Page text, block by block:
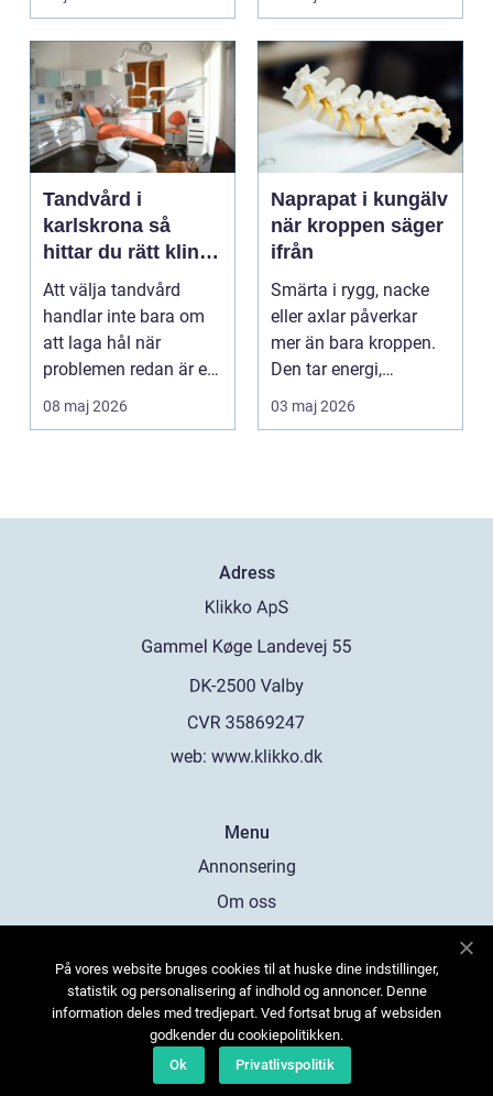
golv, ...
Tandvård i
karlskrona så
hittar du rätt klinik
för långsiktig
munhälsa
Att välja tandvård
handlar inte bara om
att laga hål när
problemen redan är ett
faktum. Det handlar ...
08 maj 2026
Naprapat i kungälv
när kroppen säger
ifrån
Smärta i rygg, nacke
eller axlar påverkar
mer än bara kroppen.
Den tar energi,
koncentration och
03 maj 2026
Adress
web: www.klikko.dk
Menu
Annonsering
Om oss
Kontakta oss
Sitemap
På vores website bruges cookies til at huske dine indstillinger,
statistik og personalisering af indhold og annoncer. Denne
information deles med tredjepart. Ved fortsat brug af websiden
godkender du cookiepolitikken.
Ok
Privatlivspolitik